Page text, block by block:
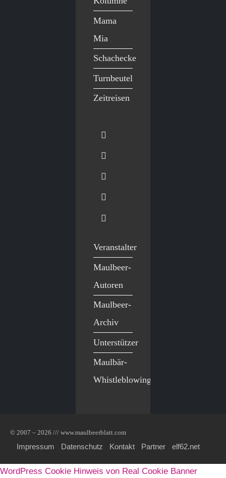
Mama
Mia
Schachecke
Turnbeutel
Zeitreisen
Veranstalter
Maulbeer-
Autoren
Maulbeer-
Archiv
Unterstützer
Maulbär-
Whistleblowing
© 2007 – 2026 /// www.maulbeerblatt.com
Impressum Datenschutz Kontakt Partner elf62.net
WordPress Cookie Hinweis von Real Cookie Banner